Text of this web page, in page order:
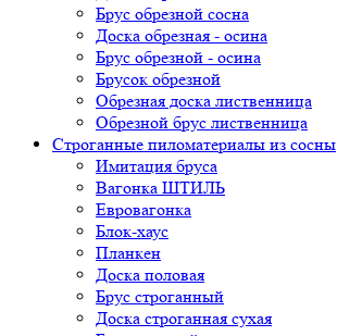
Брус обрезной сосна
Доска обрезная - осина
Брус обрезной - осина
Брусок обрезной
Обрезная доска лиственница
Обрезной брус лиственница
Строганные пиломатериалы из сосны
Имитация бруса
Вагонка ШТИЛЬ
Евровагонка
Блок-хаус
Планкен
Доска половая
Брус строганный
Доска строганная сухая